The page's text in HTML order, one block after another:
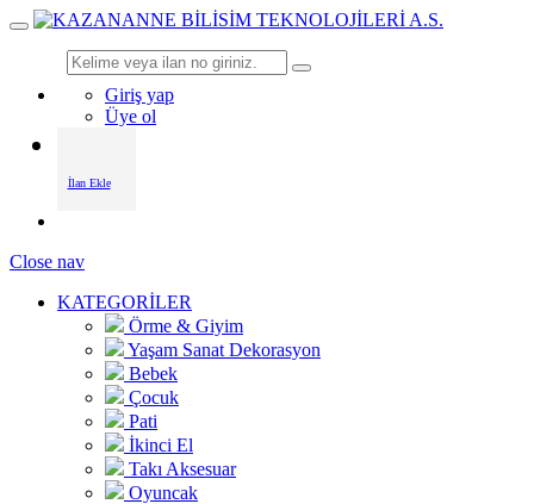
Giriş yap
Üye ol
İlan Ekle
Close nav
KATEGORİLER
Örme & Giyim
Yaşam Sanat Dekorasyon
Bebek
Çocuk
Pati
İkinci El
Takı Aksesuar
Oyuncak